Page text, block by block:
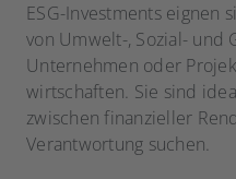
ESG-Investments eignen
von Umwelt-, Sozial- und
Unternehmen oder
wirtschaften. Sie sind
zwischen finanzieller
Verantwortung suchen.